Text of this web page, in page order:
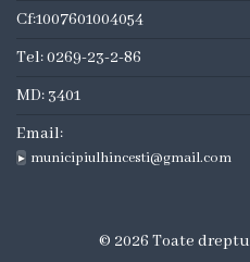
consiliului
Regulamente
Procese
Verbale
Cf:1007601004054
Tel: 0269-23-2-86
MD: 3401
Email:
municipiulhincesti@gmail.com
© 2026 Toate